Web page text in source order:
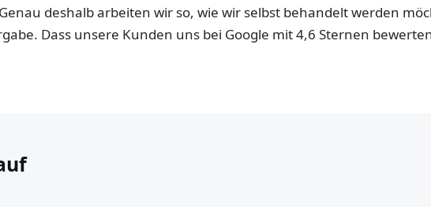
deshalb arbeiten wir so, wie wir selbst behandelt werden
Dass unsere Kunden uns bei Google mit 4,6 Sternen